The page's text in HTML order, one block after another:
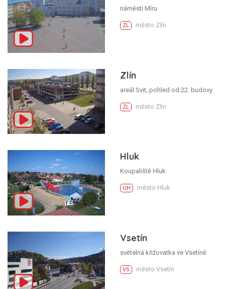
náměstí Míru
ZL město Zlín
Zlín
areál Svit, pohled od 22. budovy
ZL město Zlín
Hluk
Koupaliště Hluk
UH město Hluk
Vsetín
světelná křižovatka ve Vsetíně
VS město Vsetín